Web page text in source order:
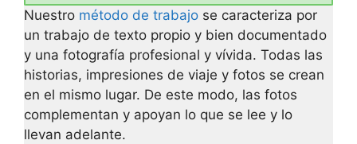
Nuestro método de trabajo se caracteriza por
un trabajo de texto propio y bien documentado
y una fotografía profesional y vívida. Todas las
historias, impresiones de viaje y fotos se crean
en el mismo lugar. De este modo, las fotos
complementan y apoyan lo que se lee y lo
llevan adelante.